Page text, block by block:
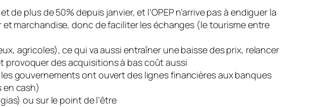
plus de 50% depuis janvier, et l’OPEP n’arrive pas à endiguer la
marchandise, donc de faciliter les échanges (le tourisme entre
agricoles), ce qui va aussi entraîner une baisse des prix, relancer
des acquisitions à bas coût aussi
gouvernements ont ouvert des lignes financières aux banques
en cash)
ou sur le point de l’être